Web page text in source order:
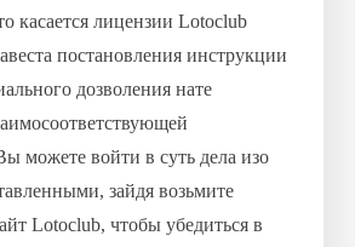
касается лицензии Lotoclub
постановления инструкции
дозволения нате
можете войти в суть дела изо
зайдя возьмите
Lotoclub, чтобы убедиться в